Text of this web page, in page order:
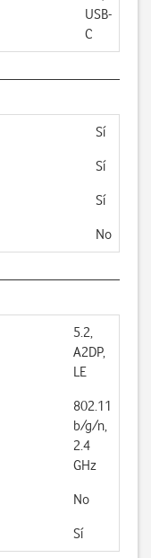
USB-
C
Sí
Sí
Sí
No
5.2,
A2DP,
LE
802.11
b/g/n,
2.4
GHz
No
Sí